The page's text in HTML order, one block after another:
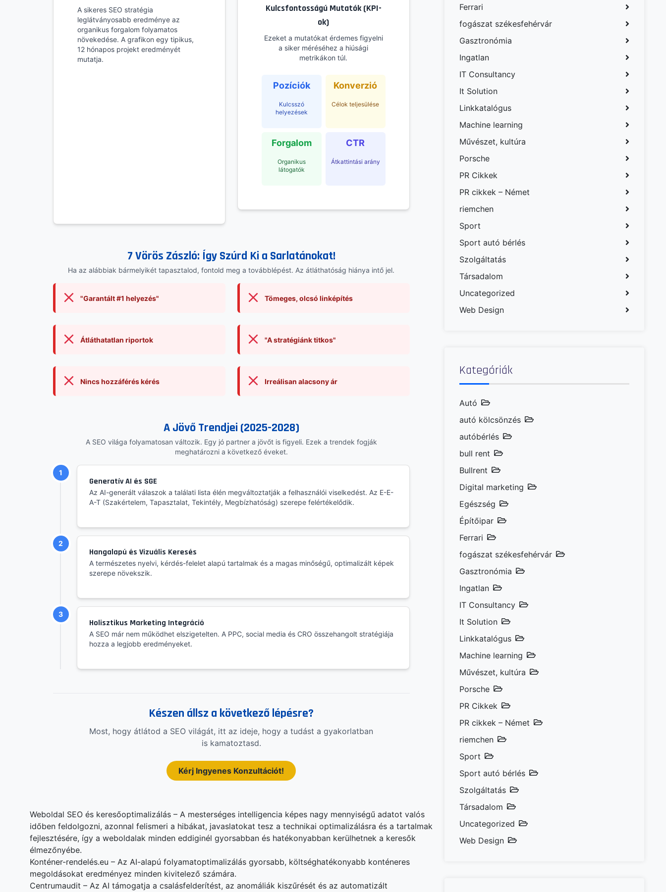
A sikeres SEO stratégia
leglátványosabb eredménye az
organikus forgalom folyamatos
növekedése. A grafikon egy tipikus,
12 hónapos projekt eredményét
mutatja.
Kulcsfontosságú Mutatók (KPI-
ok)
Ezeket a mutatókat érdemes figyelni
a siker méréséhez a hiúsági
metrikákon túl.
Pozíciók
Kulcsszó
helyezések
Konverzió
Célok teljesülése
Forgalom
Organikus
látogatók
CTR
Átkattintási arány
7 Vörös Zászló: Így Szúrd Ki a Sarlatánokat!
Ha az alábbiak bármelyikét tapasztalod, fontold meg a továbblépést. Az átláthatóság hiánya intő jel.
"Garantált #1 helyezés" Tömeges, olcsó linképítés
Átláthatatlan riportok "A stratégiánk titkos"
Nincs hozzáférés kérés Irreálisan alacsony ár
A Jövő Trendjei (2025-2028)
A SEO világa folyamatosan változik. Egy jó partner a jövőt is figyeli. Ezek a trendek fogják
meghatározni a következő éveket.
1
Generatív AI és SGE
Az AI-generált válaszok a találati lista élén megváltoztatják a felhasználói viselkedést. Az E-E-
A-T (Szakértelem, Tapasztalat, Tekintély, Megbízhatóság) szerepe felértékelődik.
2
Hangalapú és Vizuális Keresés
A természetes nyelvi, kérdés-felelet alapú tartalmak és a magas minőségű, optimalizált képek
szerepe növekszik.
3
Holisztikus Marketing Integráció
A SEO már nem működhet elszigetelten. A PPC, social media és CRO összehangolt stratégiája
hozza a legjobb eredményeket.
Készen állsz a következő lépésre?
Most, hogy átlátod a SEO világát, itt az ideje, hogy a tudást a gyakorlatban
is kamatoztasd.
Kérj Ingyenes Konzultációt!
Weboldal SEO és keresőoptimalizálás – A mesterséges intelligencia képes nagy mennyiségű adatot valós
időben feldolgozni, azonnal felismeri a hibákat, javaslatokat tesz a technikai optimalizálásra és a tartalmak
fejlesztésére, így a weboldalak minden eddiginél gyorsabban és hatékonyabban kerülhetnek a keresők
élmezőnyébe.
Konténer-rendelés.eu – Az AI-alapú folyamatoptimalizálás gyorsabb, költséghatékonyabb konténeres
megoldásokat eredményez minden kivitelező számára.
Centrumaudit – Az AI támogatja a csalásfelderítést, az anomáliák kiszűrését és az automatizált
Ferrari
fogászat székesfehérvár
Gasztronómia
Ingatlan
IT Consultancy
It Solution
Linkkatalógus
Machine learning
Művészet, kultúra
Porsche
PR Cikkek
PR cikkek – Német
riemchen
Sport
Sport autó bérlés
Szolgáltatás
Társadalom
Uncategorized
Web Design
Kategóriák
Autó
autó kölcsönzés
autóbérlés
bull rent
Bullrent
Digital marketing
Egészség
Építőipar
Ferrari
fogászat székesfehérvár
Gasztronómia
Ingatlan
IT Consultancy
It Solution
Linkkatalógus
Machine learning
Művészet, kultúra
Porsche
PR Cikkek
PR cikkek – Német
riemchen
Sport
Sport autó bérlés
Szolgáltatás
Társadalom
Uncategorized
Web Design